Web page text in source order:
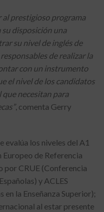
al prestigioso programa
disposición una
su nivel de inglés de
de realizar la
con un instrumento
el nivel de los candidatos
que necesitan para
, comenta Gerry
evalúa los niveles del A1
de Referencia
por CRUE (Conferencia
y ACLES
en la Enseñanza Superior);
al estar presente